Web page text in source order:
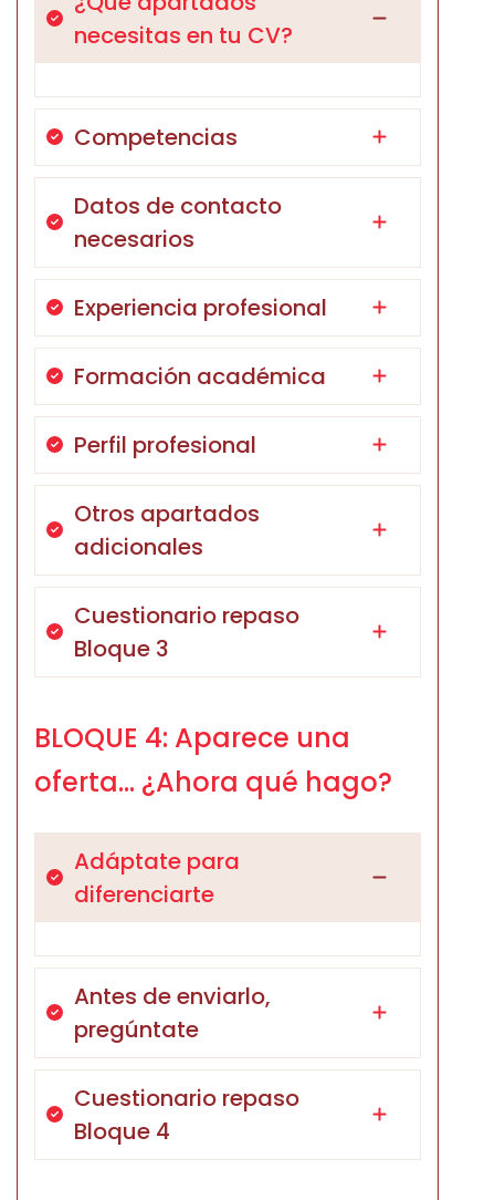
necesitas en tu CV?
Competencias
Datos de contacto
necesarios
Experiencia profesional
Formación académica
Perfil profesional
Otros apartados
adicionales
Cuestionario repaso
Bloque 3
BLOQUE 4: Aparece una
oferta… ¿Ahora qué hago?
Adáptate para
diferenciarte
Antes de enviarlo,
pregúntate
Cuestionario repaso
Bloque 4